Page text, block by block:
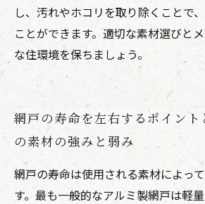
し、汚れやホコリを取り除くことで
ことができます。適切な素材選びと
な住環境を保ちましょう。
網戸の寿命を左右するポイン
の素材の強みと弱み
網戸の寿命は使用される素材によっ
す。最も一般的なアルミ製網戸は軽